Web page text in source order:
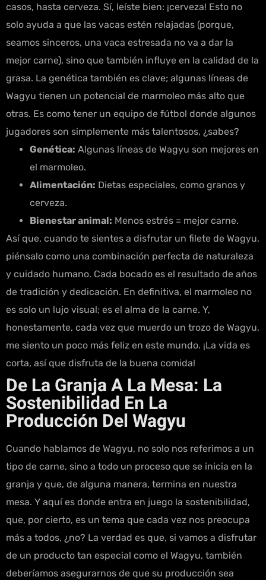
casos, hasta cerveza. Sí, leíste bien: ¡cerveza! Esto no
solo ayuda a que las vacas estén relajadas (porque,
seamos sinceros, una vaca estresada no va a dar la
mejor carne), sino que también influye en la calidad de la
grasa. La genética también es clave; algunas líneas de
Wagyu tienen un potencial de marmoleo más alto que
otras. Es como tener un equipo de fútbol donde algunos
jugadores son simplemente más talentosos, ¿sabes?
Genética: Algunas líneas de Wagyu son mejores en
el marmoleo.
Alimentación: Dietas especiales, como granos y
cerveza.
Bienestar animal: Menos estrés = mejor carne.
Así que, cuando te sientes a disfrutar un filete de Wagyu,
piénsalo como una combinación perfecta de naturaleza
y cuidado humano. Cada bocado es el resultado de años
de tradición y dedicación. En definitiva, el marmoleo no
es solo un lujo visual; es el alma de la carne. Y,
honestamente, cada vez que muerdo un trozo de Wagyu,
me siento un poco más feliz en este mundo. ¡La vida es
corta, así que disfruta de la buena comida!
De La Granja A La Mesa: La
Sostenibilidad En La
Producción Del Wagyu
Cuando hablamos de Wagyu, no solo nos referimos a un
tipo de carne, sino a todo un proceso que se inicia en la
granja y que, de alguna manera, termina en nuestra
mesa. Y aquí es donde entra en juego la sostenibilidad,
que, por cierto, es un tema que cada vez nos preocupa
más a todos, ¿no? La verdad es que, si vamos a disfrutar
de un producto tan especial como el Wagyu, también
deberíamos asegurarnos de que su producción sea